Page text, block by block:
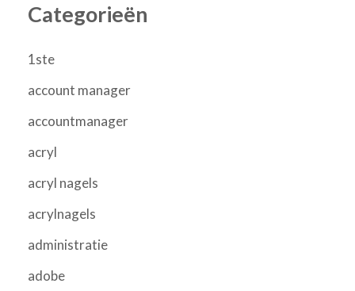
Categorieën
1ste
account manager
accountmanager
acryl
acryl nagels
acrylnagels
administratie
adobe